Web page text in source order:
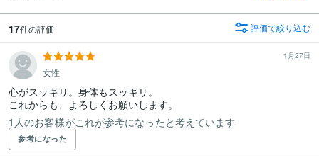
17件の評価 評価で絞り込む
1月27日
女性
心がスッキリ。身体もスッキリ。
これからも、よろしくお願いします。
1人のお客様がこれが参考になったと考えています
参考になった